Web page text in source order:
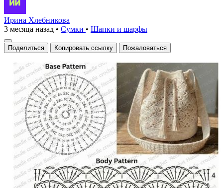
Ирина Хлебникова
3 месяца назад • Сумки • Шапки и шарфы
Поделиться Копировать ссылку Пожаловаться